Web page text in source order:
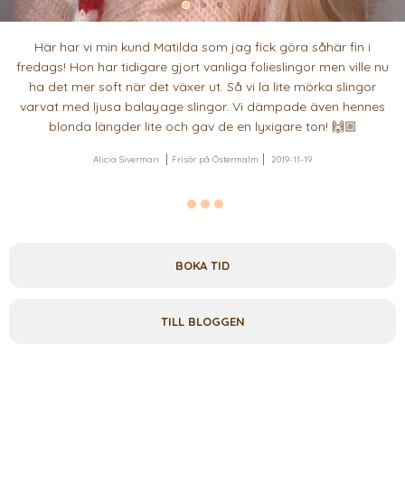
Här har vi min kund Matilda som jag fick göra såhär fin i
fredags! Hon har tidigare gjort vanliga folieslingor men ville nu
ha det mer soft när det växer ut. Så vi la lite mörka slingor
varvat med ljusa balayage slingor. Vi dämpade även hennes
blonda längder lite och gav de en lyxigare ton! 🙌🏼
Alicia Siverman Frisör på Östermalm 2019-11-19
BOKA TID
TILL BLOGGEN